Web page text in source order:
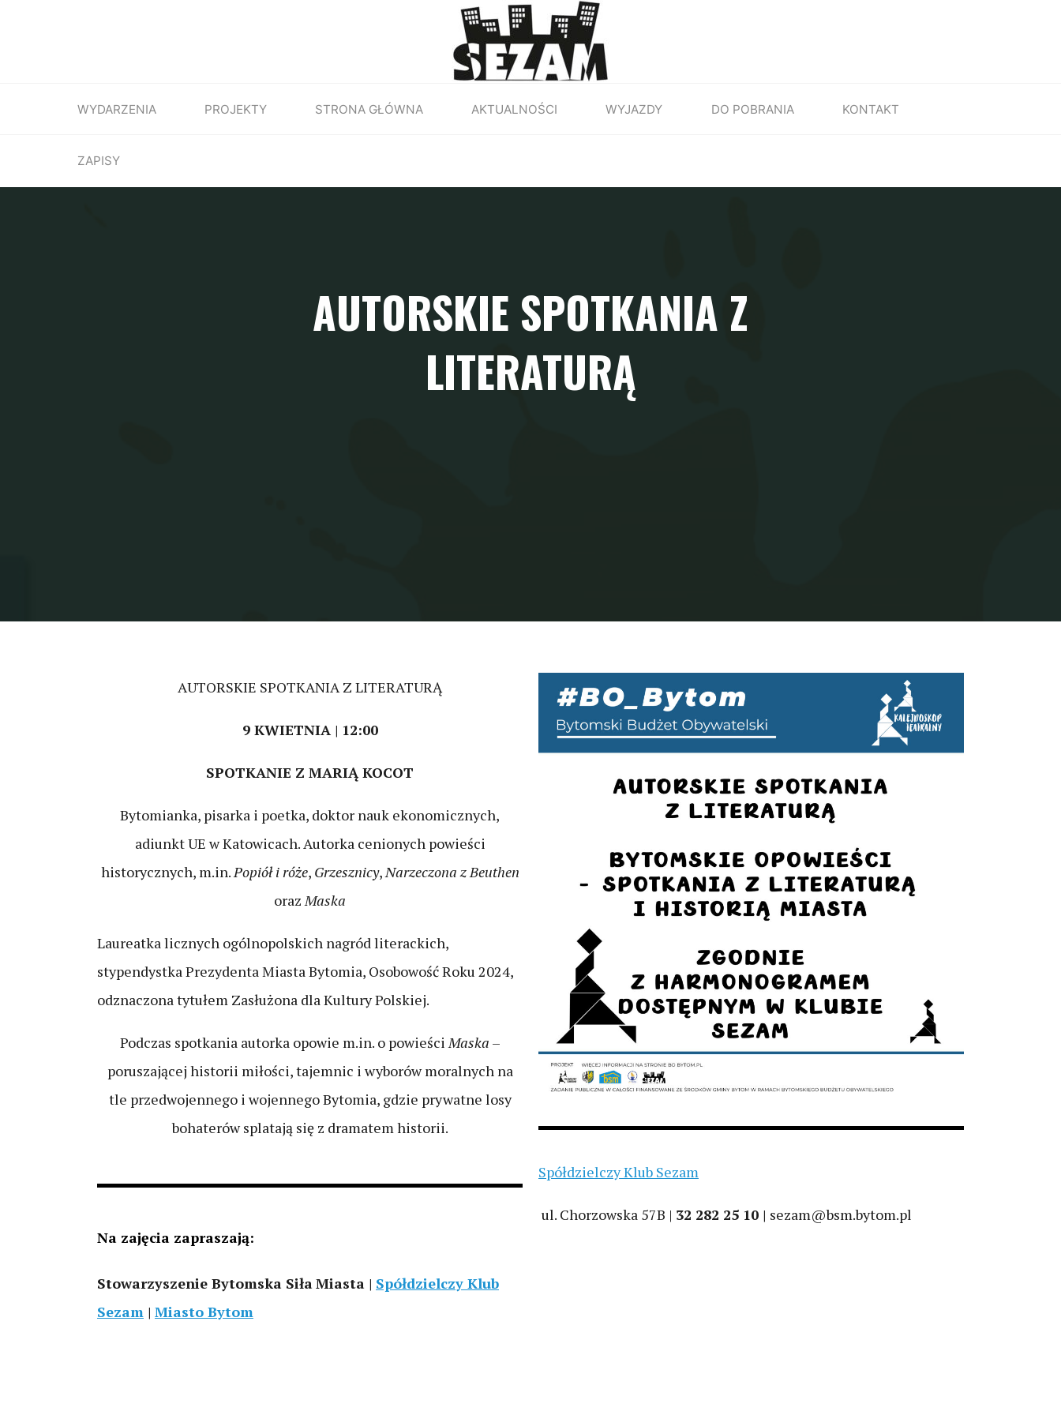
WYDARZENIA PROJEKTY STRONA GŁÓWNA AKTUALNOŚCI WYJAZDY DO POBRANIA KONTAKT
ZAPISY
AUTORSKIE SPOTKANIA Z
LITERATURĄ
AUTORSKIE SPOTKANIA Z LITERATURĄ
9 KWIETNIA | 12:00
SPOTKANIE Z MARIĄ KOCOT
Bytomianka, pisarka i poetka, doktor nauk ekonomicznych,
adiunkt UE w Katowicach. Autorka cenionych powieści
historycznych, m.in.Popiół i róże, Grzesznicy,Narzeczona z Beuthen
orazMaska
Laureatka licznych ogólnopolskich nagród literackich,
stypendystka Prezydenta Miasta Bytomia, Osobowość Roku 2024,
odznaczona tytułem Zasłużona dla Kultury Polskiej.
Podczas spotkania autorka opowie m.in. o powieściMaska –
poruszającej historii miłości, tajemnic i wyborów moralnych na
tle przedwojennego i wojennego Bytomia, gdzie prywatne losy
bohaterów splatają się z dramatem historii.
Na zajęcia zapraszają:
Stowarzyszenie Bytomska SiłaMiasta | Spółdzielczy Klub
Sezam | Miasto Bytom
Spółdzielczy Klub Sezam
ul. Chorzowska 57B | 32 282 25 10 | sezam@bsm.bytom.pl